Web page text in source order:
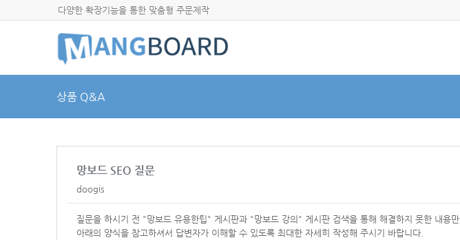
다양한 확장기능을 통한 맞춤형 주문제작
상품 Q&A
망보드 SEO 질문
doogis
질문을 하시기 전 "망보드 유용한팁" 게시판과 "망보드 강의" 게시판 검색을 통해 해결하지 못한 내용만
아래의 양식을 참고하셔서 답변자가 이해할 수 있도록 최대한 자세히 작성해 주시기 바랍니다.